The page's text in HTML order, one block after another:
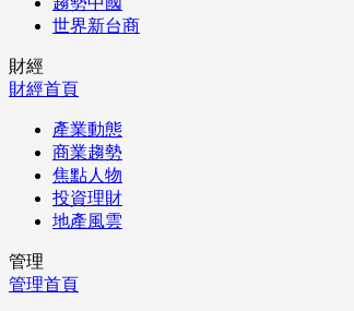
世界新台商
財經
財經首頁
產業動態
商業趨勢
焦點人物
投資理財
地產風雲
管理
管理首頁